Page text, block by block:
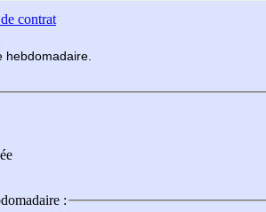
contrat
hebdomadaire
: